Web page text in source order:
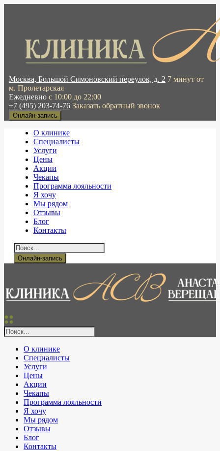
Москва, Большой Симоновский переулок, д. 2 7 минут от
м. Пролетарская
Ежедневно с 10:00 до 22:00
+7 (495) 203-74-76 Заказать обратный звонок
Онлайн-запись
О клинике
Специалисты
Услуги
Цены
Акции
Чекапы
Программа лояльности
Я хочу
Мы рядом
Отзывы
Блог
Контакты
Онлайн-запись
О клинике
Специалисты
Услуги
Цены
Акции
Чекапы
Программа лояльности
Я хочу
Мы рядом
Отзывы
Блог
Контакты